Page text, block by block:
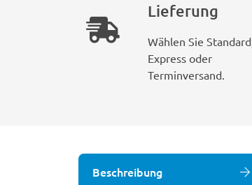
Lieferung
Wählen Sie Standard,
Express oder
Terminversand.
Beschreibung